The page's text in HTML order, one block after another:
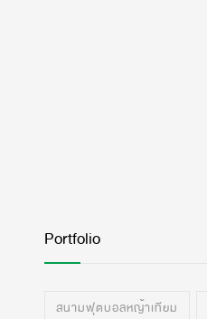
Portfolio
สนามฟุตบอลหญ้าเทียม